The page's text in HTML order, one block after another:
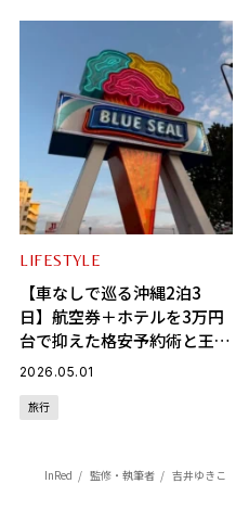
LIFESTYLE
【車なしで巡る沖縄2泊3
日】航空券＋ホテルを3万円
台で抑えた格安予約術と王道
観光コースレポ
2026.05.01
旅行
InRed 監修・執筆者 吉井ゆきこ